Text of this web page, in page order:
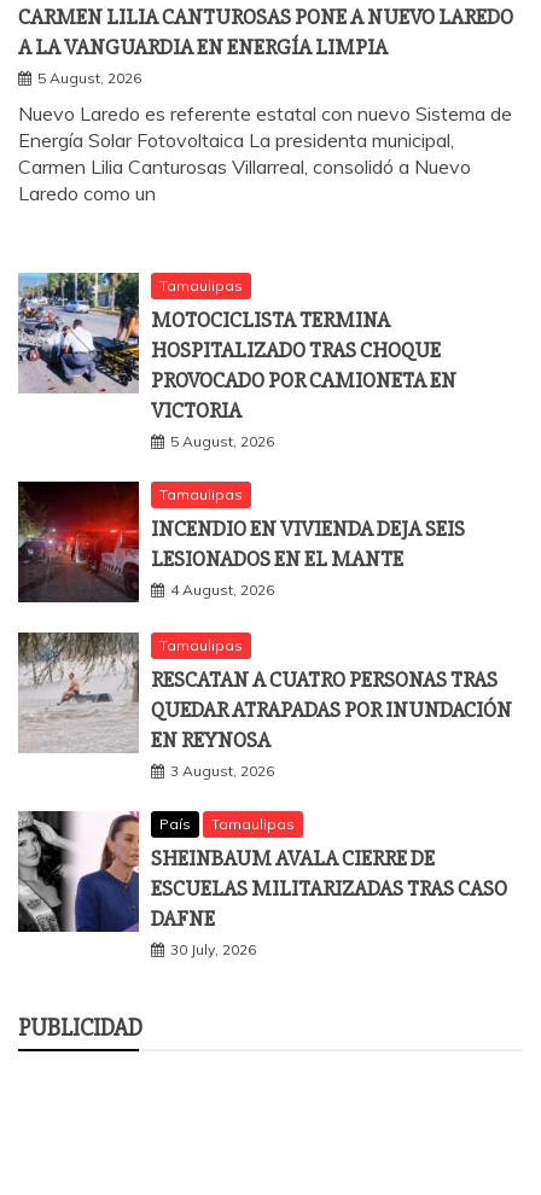
CARMEN LILIA CANTUROSAS PONE A NUEVO LAREDO
A LA VANGUARDIA EN ENERGÍA LIMPIA
5 August, 2026
Nuevo Laredo es referente estatal con nuevo Sistema de
Energía Solar Fotovoltaica La presidenta municipal,
Carmen Lilia Canturosas Villarreal, consolidó a Nuevo
Laredo como un
Tamaulipas
MOTOCICLISTA TERMINA
HOSPITALIZADO TRAS CHOQUE
PROVOCADO POR CAMIONETA EN
VICTORIA
5 August, 2026
Tamaulipas
INCENDIO EN VIVIENDA DEJA SEIS
LESIONADOS EN EL MANTE
4 August, 2026
Tamaulipas
RESCATAN A CUATRO PERSONAS TRAS
QUEDAR ATRAPADAS POR INUNDACIÓN
EN REYNOSA
3 August, 2026
País Tamaulipas
SHEINBAUM AVALA CIERRE DE
ESCUELAS MILITARIZADAS TRAS CASO
DAFNE
30 July, 2026
PUBLICIDAD